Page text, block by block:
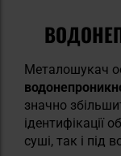
Металошукач
значно
ідентифікації
суші, так і під